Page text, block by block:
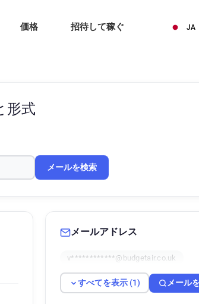
価格 招待して稼ぐ JA
形式
メールを検索
メールアドレス
v************@budgetair.co.uk
すべてを表示 (1) メール